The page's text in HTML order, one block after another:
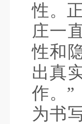
性。
庄一
性和
出真
作。”
为书